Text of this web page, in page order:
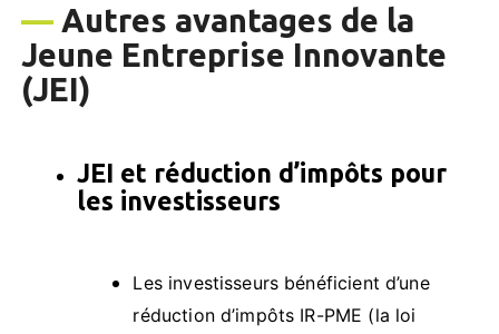
— Autres avantages de la
Jeune Entreprise Innovante
(JEI)
JEI et réduction d’impôts pour
les investisseurs
Les investisseurs bénéficient d’une
réduction d’impôts IR-PME (la loi